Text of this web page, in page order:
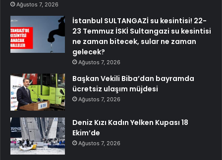
Ağustos 7, 2026
İstanbul SULTANGAZİ su kesintisi! 22-
23 Temmuz İSKİ Sultangazi su kesintisi
ne zaman bitecek, sular ne zaman
gelecek?
Ağustos 7, 2026
Başkan Vekili Biba’dan bayramda
ücretsiz ulaşım müjdesi
Ağustos 7, 2026
Deniz Kızı Kadın Yelken Kupası 18
Ekim’de
Ağustos 7, 2026